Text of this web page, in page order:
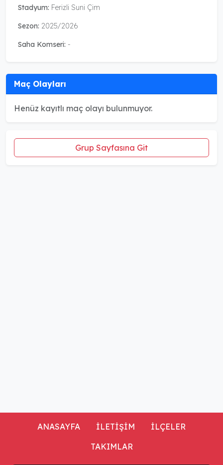
Stadyum: Ferizli Suni Çim
Sezon: 2025/2026
Saha Komseri: -
Maç Olayları
Henüz kayıtlı maç olayı bulunmuyor.
Grup Sayfasına Git
ANASAYFA İLETİŞİM
İLÇELER
TAKIMLAR